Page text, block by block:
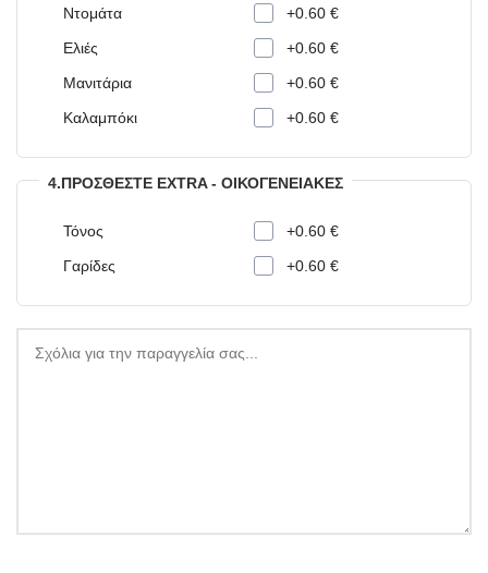
Ντομάτα
+0.60 €
Ελιές
+0.60 €
Μανιτάρια
+0.60 €
Καλαμπόκι
+0.60 €
4.ΠΡΟΣΘΈΣΤΕ EXTRA - ΟΙΚΟΓΕΝΕΙΑΚΈΣ
Τόνος
+0.60 €
Γαρίδες
+0.60 €